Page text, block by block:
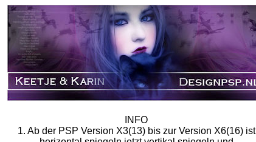
INFO
1. Ab der PSP Version X3(13) bis zur Version X6(16) ist